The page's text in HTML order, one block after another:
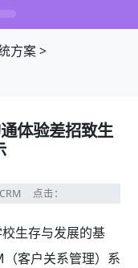
方案>
体验差招致生
点击：
生存与发展的基
客户关系管理）系